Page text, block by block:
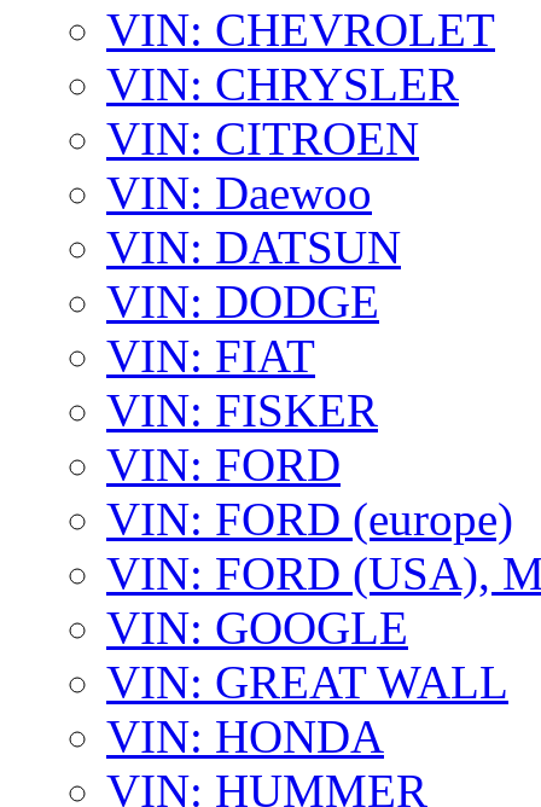
VIN: CHEVROLET
VIN: CHRYSLER
VIN: CITROEN
VIN: Daewoo
VIN: DATSUN
VIN: DODGE
VIN: FIAT
VIN: FISKER
VIN: FORD
VIN: FORD (europe)
VIN: FORD (USA),
VIN: GOOGLE
VIN: GREAT WALL
VIN: HONDA
VIN: HUMMER